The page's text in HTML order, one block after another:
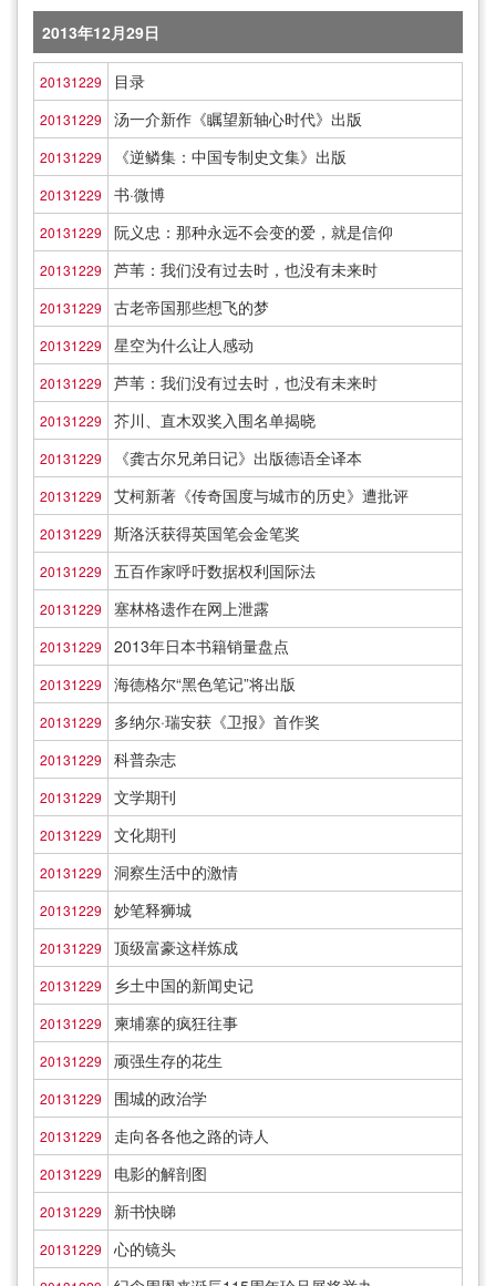
2013年12月29日
20131229 目录
20131229 汤一介新作《瞩望新轴心时代》出版
20131229 《逆鳞集：中国专制史文集》出版
20131229 书·微博
20131229 阮义忠：那种永远不会变的爱，就是信仰
20131229 芦苇：我们没有过去时，也没有未来时
20131229 古老帝国那些想飞的梦
20131229 星空为什么让人感动
20131229 芦苇：我们没有过去时，也没有未来时
20131229 芥川、直木双奖入围名单揭晓
20131229 《龚古尔兄弟日记》出版德语全译本
20131229 艾柯新著《传奇国度与城市的历史》遭批评
20131229 斯洛沃获得英国笔会金笔奖
20131229 五百作家呼吁数据权利国际法
20131229 塞林格遗作在网上泄露
20131229 2013年日本书籍销量盘点
20131229 海德格尔“黑色笔记”将出版
20131229 多纳尔·瑞安获《卫报》首作奖
20131229 科普杂志
20131229 文学期刊
20131229 文化期刊
20131229 洞察生活中的激情
20131229 妙笔释狮城
20131229 顶级富豪这样炼成
20131229 乡土中国的新闻史记
20131229 柬埔寨的疯狂往事
20131229 顽强生存的花生
20131229 围城的政治学
20131229 走向各各他之路的诗人
20131229 电影的解剖图
20131229 新书快睇
20131229 心的镜头